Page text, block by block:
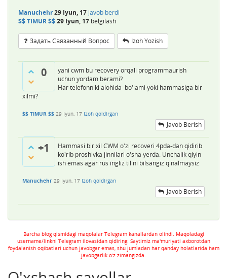
Manuchehr29 Iyun, 17 javob berdi
$$ TIMUR $$29 Iyun, 17 belgilash
Задать Связанный Вопрос Izoh Yozish
0
yani cwm bu recovery orqali programmaurish
uchun yordam berami?
Har telefonniki alohida bo'lami yoki hammasiga bir
xilmi?
$$ TIMUR $$ 29 Iyun, 17 Izoh qoldirgan
Javob Berish
+1
Hammasi bir xil CWM o'zi recoveri 4pda-dan qidirib
ko'rib proshivka jinnilari o'sha yerda. Unchalik qiyin
ish emas agar rus ingliz tilini bilsangiz qinalmaysiz
Manuchehr 29 Iyun, 17 Izoh qoldirgan
Javob Berish
Barcha blog qismidagi maqolalar Telegram kanallardan olindi. Maqoladagi
username/linkni Telegram ilovasidan qidiring. Saytimiz ma'muriyati axborotdan
foydalanish oqibatlari uchun javobgar emas, shu jumladan har qanday holatlarida ham
javobgarlik o'z zimangizda.